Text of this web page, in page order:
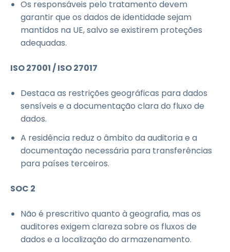
Os responsáveis pelo tratamento devem
garantir que os dados de identidade sejam
mantidos na UE, salvo se existirem proteções
adequadas.
ISO 27001 / ISO 27017
Destaca as restrições geográficas para dados
sensíveis e a documentação clara do fluxo de
dados.
A residência reduz o âmbito da auditoria e a
documentação necessária para transferências
para países terceiros.
SOC 2
Não é prescritivo quanto à geografia, mas os
auditores exigem clareza sobre os fluxos de
dados e a localização do armazenamento.